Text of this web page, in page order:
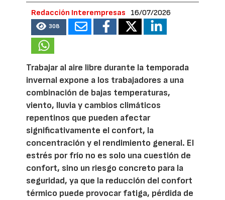
Redacción Interempresas 16/07/2026
308
Trabajar al aire libre durante la temporada
invernal expone a los trabajadores a una
combinación de bajas temperaturas,
viento, lluvia y cambios climáticos
repentinos que pueden afectar
significativamente el confort, la
concentración y el rendimiento general. El
estrés por frío no es solo una cuestión de
confort, sino un riesgo concreto para la
seguridad, ya que la reducción del confort
térmico puede provocar fatiga, pérdida de